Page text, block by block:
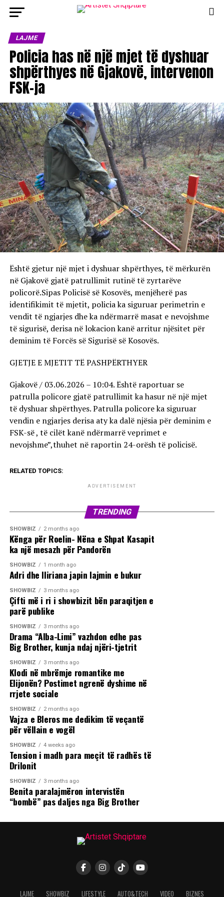
LAJME
Policia has në një mjet të dyshuar
shpërthyes në Gjakovë, intervenon
FSK-ja
Është gjetur një mjet i dyshuar shpërthyes, të mërkurën
në Gjakovë gjatë patrullimit rutinë të zyrtarëve
policorë.Sipas Policisë së Kosovës, menjëherë pas
identifikimit të mjetit, policia ka siguruar perimetrin e
vendit të ngjarjes dhe ka ndërmarrë masat e nevojshme
të sigurisë, derisa në lokacion kanë arritur njësitet për
deminim të Forcës së Sigurisë së Kosovës.
GJETJE E MJETIT TË PASHPËRTHYER
Gjakovë / 03.06.2026 – 10:04. Është raportuar se
patrulla policore gjatë patrullimit ka hasur në një mjet
të dyshuar shpërthyes. Patrulla policore ka siguruar
vendin e ngjarjes derisa aty ka dalë njësia për deminim e
FSK-së , të cilët kanë ndërmarrë veprimet e
nevojshme”,thuhet në raportin 24-orësh të policisë.
RELATED TOPICS:
ADVERTISEMENT
TRENDING
SHOWBIZ 2 months ago
Kënga për Roelin- Nëna e Shpat Kasapit
ka një mesazh për Pandorën
SHOWBIZ 1 month ago
Adri dhe Iliriana japin lajmin e bukur
SHOWBIZ 3 months ago
Çifti më i ri i showbizit bën paraqitjen e
parë publike
SHOWBIZ 3 months ago
Drama “Alba-Limi” vazhdon edhe pas
Big Brother, kunja ndaj njëri-tjetrit
SHOWBIZ 3 months ago
Klodi në mbrëmje romantike me
Elijonën? Postimet ngrenë dyshime në
rrjete sociale
SHOWBIZ 2 months ago
Vajza e Bleros me dedikim të veçantë
për vëllain e vogël
SHOWBIZ 4 weeks ago
Tension i madh para meçit të radhës të
Drilonit
SHOWBIZ 3 months ago
Benita paralajmëron intervistën
“bombë” pas daljes nga Big Brother
LAJME SHOWBIZ LIFESTYLE AUTO&TECH VIDEO BIZNES